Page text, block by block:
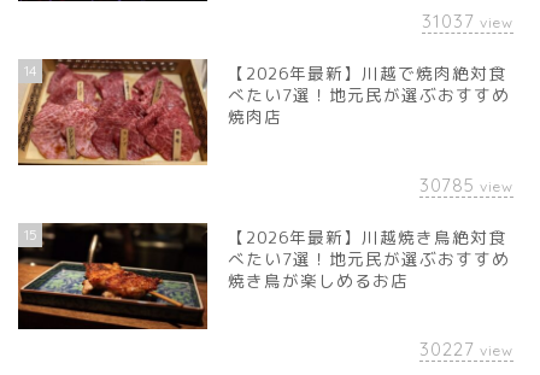
31037 view
14
【2026年最新】川越で焼肉絶対食
べたい7選！地元民が選ぶおすすめ
焼肉店
30785 view
15
【2026年最新】川越焼き鳥絶対食
べたい7選！地元民が選ぶおすすめ
焼き鳥が楽しめるお店
30227 view